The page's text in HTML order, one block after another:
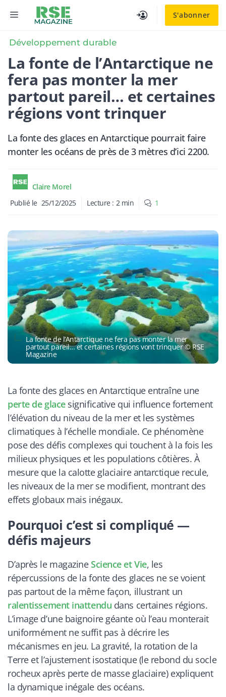
S'abonner
MENU
Développement durable
La fonte de l’Antarctique ne
fera pas monter la mer
partout pareil… et certaines
régions vont trinquer
La fonte des glaces en Antarctique pourrait faire
monter les océans de près de 3 mètres d’ici 2200.
Claire Morel
Publié le 25/12/2025 Lecture : 2 min 1
La fonte de l’Antarctique ne fera pas monter la mer
partout pareil… et certaines régions vont trinquer © RSE
Magazine
La fonte des glaces en Antarctique entraîne une
perte de glacesignificative qui influence fortement
l’élévation du niveau de la mer et les systèmes
climatiques à l’échelle mondiale. Ce phénomène
pose des défis complexes qui touchent à la fois les
milieux physiques et les populations côtières. À
mesure que la calotte glaciaire antarctique recule,
les niveaux de la mer se modifient, montrant des
effets globaux mais inégaux.
Pourquoi c’est si compliqué —
défis majeurs
D’après le magazine Science et Vie, les
répercussions de la fonte des glaces ne se voient
pas partout de la même façon, illustrant un
ralentissement inattendu dans certaines régions.
L’image d’une baignoire géante où l’eau monterait
uniformément ne suffit pas à décrire les
mécanismes en jeu. La gravité, la rotation de la
Terre et l’ajustement isostatique (le rebond du socle
rocheux après perte de masse glaciaire) expliquent
la dynamique inégale des océans.